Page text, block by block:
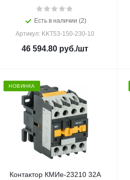
Есть в наличии (2)
Артикул: KKT53-150-230-10
46 594.80 руб./шт
НОВИНКА
Контактор КМИе-23210 32А